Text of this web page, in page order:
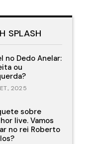
SPLASH
no Dedo Anelar:
ou
2025
sobre
live. Vamos
no rei Roberto